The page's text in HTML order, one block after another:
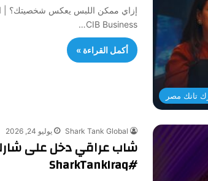
تانك مصر
CIB Business…
أكمل القراءة »
Shark Tank Global يوليو 24, 2026
شاب عراقي دخل على شارك
#SharkTankIraq